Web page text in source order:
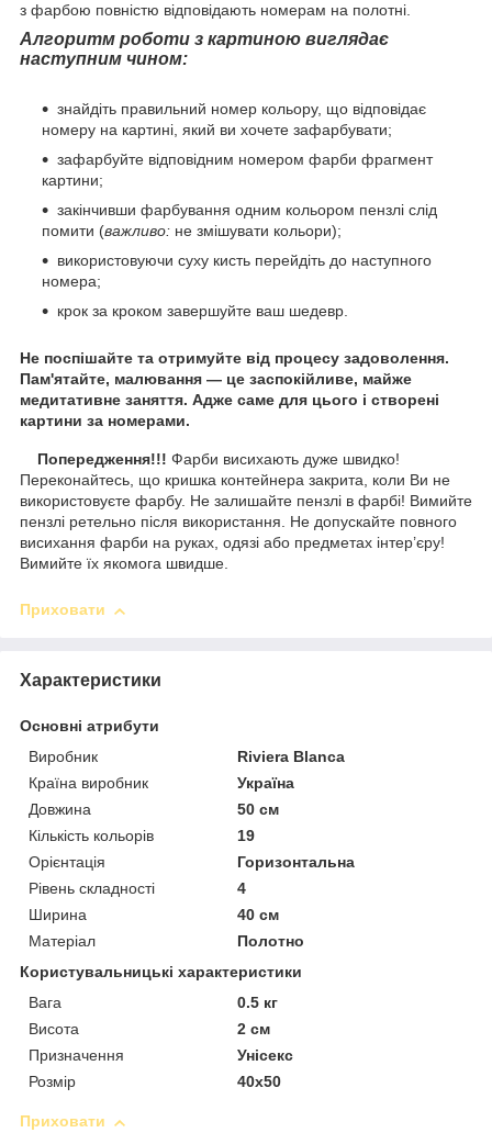
з фарбою повністю відповідають номерам на полотні.
Алгоритм роботи з картиною виглядає
наступним чином:
знайдіть правильний номер кольору, що відповідає
номеру на картині, який ви хочете зафарбувати;
зафарбуйте відповідним номером фарби фрагмент
картини;
закінчивши фарбування одним кольором пензлі слід
помити (важливо: не змішувати кольори);
використовуючи суху кисть перейдіть до наступного
номера;
крок за кроком завершуйте ваш шедевр.
Не поспішайте та отримуйте від процесу задоволення.
Пам'ятайте, малювання — це заспокійливе, майже
медитативне заняття. Адже саме для цього і створені
картини за номерами.
Попередження!!! Фарби висихають дуже швидко!
Переконайтесь, що кришка контейнера закрита, коли Ви не
використовуєте фарбу. Не залишайте пензлі в фарбі! Вимийте
пензлі ретельно після використання. Не допускайте повного
висихання фарби на руках, одязі або предметах інтер’єру!
Вимийте їх якомога швидше.
Приховати
Характеристики
Основні атрибути
Виробник
Riviera Blanca
Країна виробник
Україна
Довжина
50 см
Кількість кольорів
19
Орієнтація
Горизонтальна
Рівень складності
4
Ширина
40 см
Матеріал
Полотно
Користувальницькі характеристики
Вага
0.5 кг
Висота
2 см
Призначення
Унісекс
Розмір
40х50
Приховати